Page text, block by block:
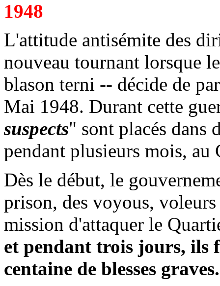
1948
L'attitude antisémite des
nouveau tournant lorsque
blason terni -- décide de
Mai 1948. Durant cette
suspects" sont placés dans
pendant plusieurs mois, au
Dès le début, le
prison, des voyous, voleurs
mission d'attaquer le
et pendant trois jours,
centaine de blesses graves.